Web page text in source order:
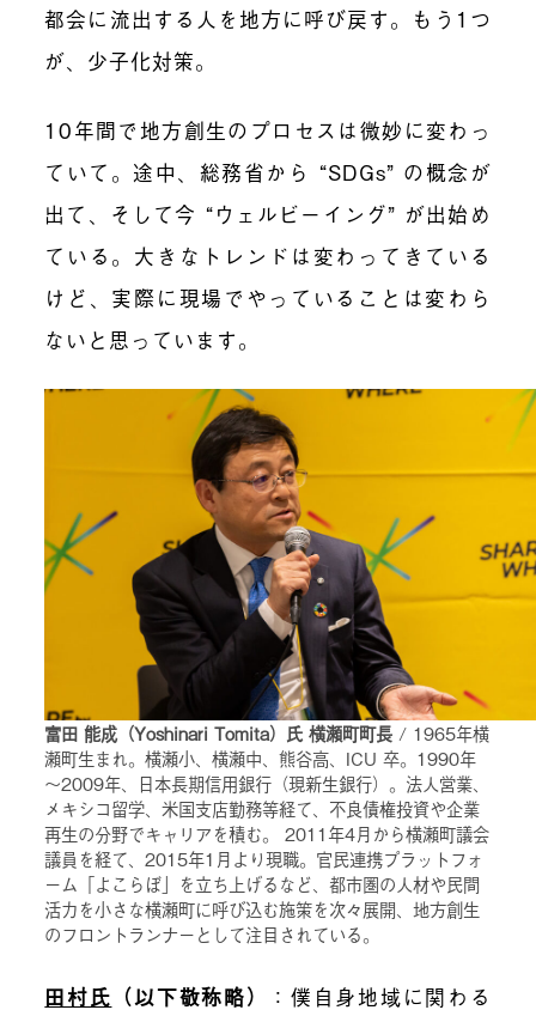
都会に流出する人を地方に呼び戻す。もう1つ
が、少子化対策。
10年間で地方創生のプロセスは微妙に変わっ
ていて。途中、総務省から “SDGs” の概念が
出て、そして今 “ウェルビーイング” が出始め
ている。大きなトレンドは変わってきている
けど、実際に現場でやっていることは変わら
ないと思っています。
富田 能成（Yoshinari Tomita）氏 横瀬町町長 / 1965年横
瀬町生まれ。横瀬小、横瀬中、熊谷高、ICU 卒。1990年
～2009年、日本長期信用銀行（現新生銀行）。法人営業、
メキシコ留学、米国支店勤務等経て、不良債権投資や企業
再生の分野でキャリアを積む。 2011年4月から横瀬町議会
議員を経て、2015年1月より現職。官民連携プラットフォ
ーム「よこらぼ」を立ち上げるなど、都市圏の人材や民間
活力を小さな横瀬町に呼び込む施策を次々展開、地方創生
のフロントランナーとして注目されている。
田村氏 （以下敬称略） ：僕自身地域に関わる